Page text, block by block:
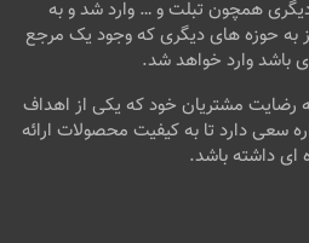
همچون تبلت و … وارد شد و به
به حوزه های دیگری که وجود یک مرجع
باشد وارد خواهد شد.
رضایت مشتریان خود که یکی از اهداف
سعی دارد تا به کیفیت محصولات ارائه
ای داشته باشد.